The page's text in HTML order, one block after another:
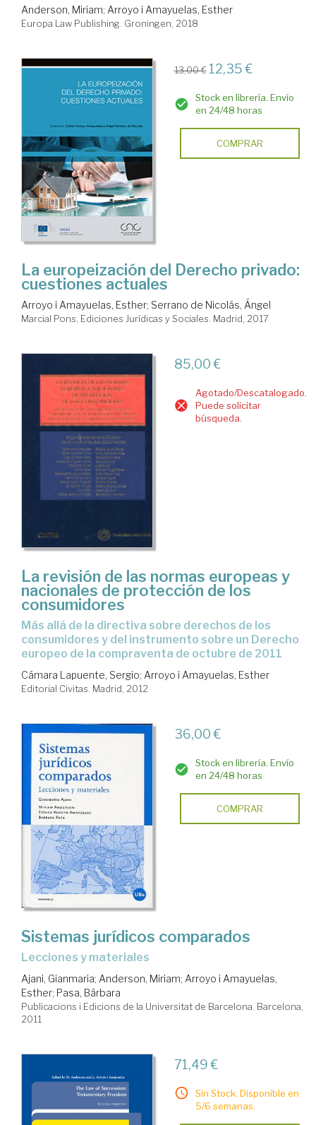
Anderson, Miriam; Arroyo i Amayuelas, Esther
Europa Law Publishing. Groningen, 2018
13,00 € 12,35 €
Stock en librería. Envío
en 24/48 horas
COMPRAR
La europeización del Derecho privado:
cuestiones actuales
Arroyo i Amayuelas, Esther; Serrano de Nicolás, Ángel
Marcial Pons, Ediciones Jurídicas y Sociales. Madrid, 2017
85,00 €
Agotado/Descatalogado.
Puede solicitar
búsqueda.
La revisión de las normas europeas y
nacionales de protección de los
consumidores
más allá de la directiva sobre derechos de los
consumidores y del instrumento sobre un Derecho
europeo de la compraventa de octubre de 2011
Cámara Lapuente, Sergio; Arroyo i Amayuelas, Esther
Editorial Civitas. Madrid, 2012
36,00 €
Stock en librería. Envío
en 24/48 horas
COMPRAR
Sistemas jurídicos comparados
lecciones y materiales
Ajani, Gianmaria; Anderson, Miriam; Arroyo i Amayuelas,
Esther; Pasa, Bárbara
Publicacions i Edicions de la Universitat de Barcelona. Barcelona,
2011
71,49 €
Sin Stock. Disponible en
5/6 semanas.